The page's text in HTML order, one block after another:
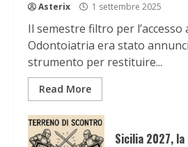
Asterix 1 settembre 2025
Il semestre filtro per l’accesso
Odontoiatria era stato
strumento per restituire...
Read More
Sicilia 2027,